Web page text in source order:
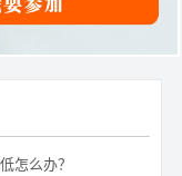
怎么办？